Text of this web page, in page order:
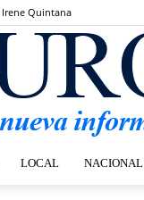
Irene Quintana
LOCAL NACIONAL